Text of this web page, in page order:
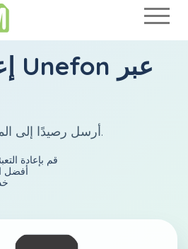
Unefon
أرسل رصيدًا إلى المكسيك بسهولة وسرعة.
قم بإعادة
أفضل